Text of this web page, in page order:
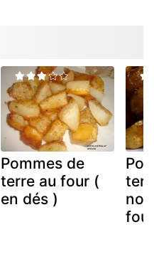
Pommes de
terre au four (
en dés )
four